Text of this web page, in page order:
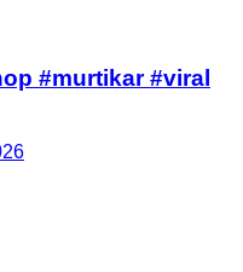
#murtikar #viral